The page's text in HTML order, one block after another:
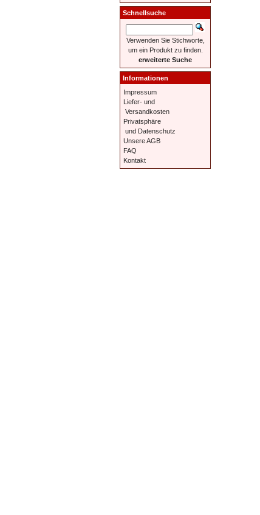
Schnellsuche
Verwenden Sie Stichworte,
um ein Produkt zu finden.
erweiterte Suche
Informationen
Impressum
Liefer- und
Versandkosten
Privatsphäre
und Datenschutz
Unsere AGB
FAQ
Kontakt